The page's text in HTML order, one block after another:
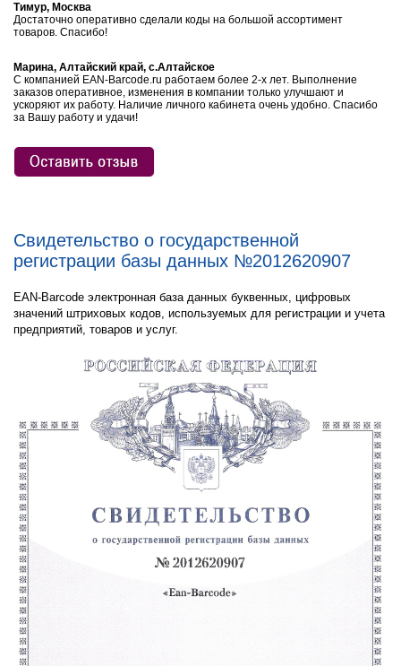
Тимур, Москва
Достаточно оперативно сделали коды на большой ассортимент
товаров. Спасибо!
Марина, Алтайский край, с.Алтайское
С компанией EAN-Barcode.ru работаем более 2-х лет. Выполнение
заказов оперативное, изменения в компании только улучшают и
ускоряют их работу. Наличие личного кабинета очень удобно. Спасибо
за Вашу работу и удачи!
Свидетельство о государственной
регистрации базы данных №2012620907
EAN-Barcode электронная база данных буквенных, цифровых
значений штриховых кодов, используемых для регистрации и учета
предприятий, товаров и услуг.